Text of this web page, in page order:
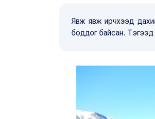
Явж явж ирчхээд
боддог байсан. Тэгээд